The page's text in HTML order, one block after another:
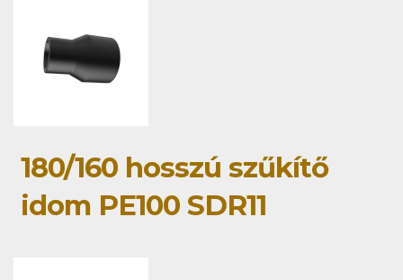
180/160 hosszú szűkítő
idom PE100 SDR11